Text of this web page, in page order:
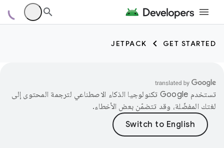
GET STARTED
JETPACK
تستخدم Google تكنولوجيا الذكاء الاصطناعي لترجمة المحتوى إلى
لغتك المفضّلة، وقد تتضمّن بعض الأخطاء.